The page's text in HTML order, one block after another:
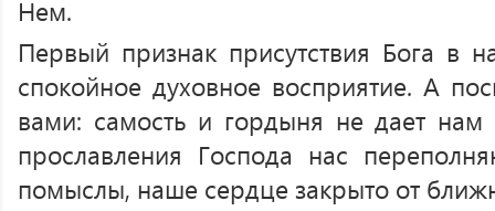
Нем.
Первый признак присутствия Бога в
спокойное духовное восприятие. А
вами: самость и гордыня не дает
прославления Господа нас
помыслы, наше сердце закрыто от